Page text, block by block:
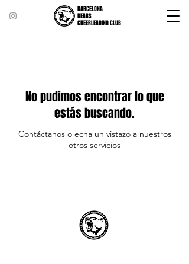
BARCELONA
BEARS
CHEERLEADING CLUB
No pudimos encontrar lo que
estás buscando.
Contáctanos o echa un vistazo a nuestros
otros servicios